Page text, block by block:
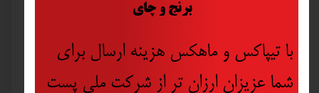
برنج و چای
با تیپاکس و ماهکس هزینه ارسال برای
شما عزیزان ارزان تر از شرکت ملی پست